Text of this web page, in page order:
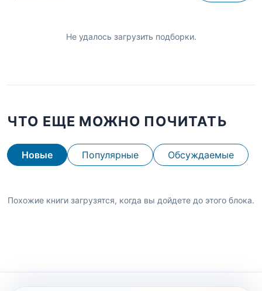
Не удалось загрузить подборки.
ЧТО ЕЩЕ МОЖНО ПОЧИТАТЬ
Новые Популярные Обсуждаемые
Похожие книги загрузятся, когда вы дойдете до этого блока.